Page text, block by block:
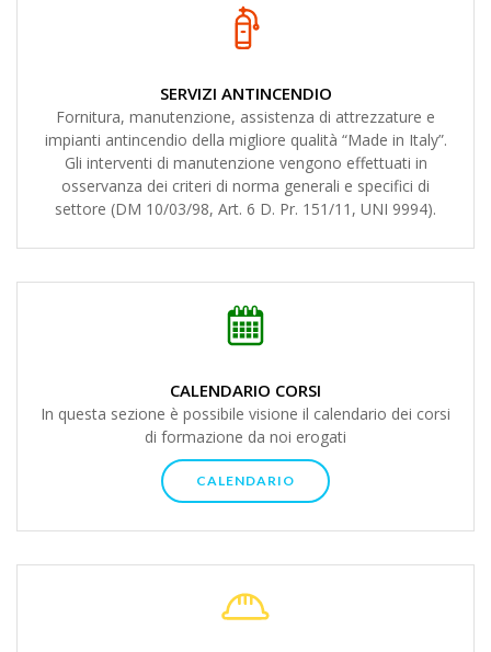
SERVIZI ANTINCENDIO
Fornitura, manutenzione, assistenza di attrezzature e
impianti antincendio della migliore qualità “Made in Italy”.
Gli interventi di manutenzione vengono effettuati in
osservanza dei criteri di norma generali e specifici di
settore (DM 10/03/98, Art. 6 D. Pr. 151/11, UNI 9994).
CALENDARIO CORSI
In questa sezione è possibile visione il calendario dei corsi
di formazione da noi erogati
CALENDARIO